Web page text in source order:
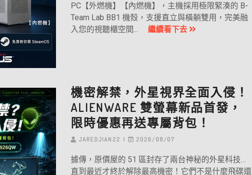
PC【外燃機】【內燃機】，主機採用極限緊湊的 B-
Team Lab BB1 機殼，支援直立與橫躺雙用，完美融
入您的視聽櫃空間...繼續看下去
機密解禁，外星視界全面入侵！
ALIENWARE 雙螢幕新品首發，
限時優惠再送專屬背包！
JAREDJIAN22 2026/08/07
據傳，原價屋的 51 區封存了兩台神秘的外星科技…
直到最近才終於解除最高機密！它們不是什麼飛碟還